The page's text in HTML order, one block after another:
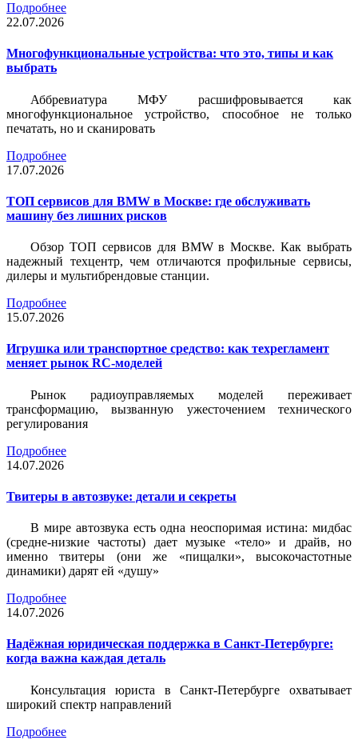
Подробнее
22.07.2026
Многофункциональные устройства: что это, типы и как
выбрать
Аббревиатура МФУ расшифровывается как
многофункциональное устройство, способное не только
печатать, но и сканировать
Подробнее
17.07.2026
ТОП сервисов для BMW в Москве: где обслуживать
машину без лишних рисков
Обзор ТОП сервисов для BMW в Москве. Как выбрать
надежный техцентр, чем отличаются профильные сервисы,
дилеры и мультибрендовые станции.
Подробнее
15.07.2026
Игрушка или транспортное средство: как техрегламент
меняет рынок RC-моделей
Рынок радиоуправляемых моделей переживает
трансформацию, вызванную ужесточением технического
регулирования
Подробнее
14.07.2026
Твитеры в автозвуке: детали и секреты
В мире автозвука есть одна неоспоримая истина: мидбас
(средне-низкие частоты) дает музыке «тело» и драйв, но
именно твитеры (они же «пищалки», высокочастотные
динамики) дарят ей «душу»
Подробнее
14.07.2026
Надёжная юридическая поддержка в Санкт-Петербурге:
когда важна каждая деталь
Консультация юриста в Санкт-Петербурге охватывает
широкий спектр направлений
Подробнее